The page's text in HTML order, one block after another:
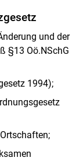
und der
§13 Oö.NSchG
1994);